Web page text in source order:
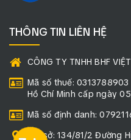
THÔNG TIN LIÊN HỆ
CÔNG TY TNHH BHF
Mã số thuế:
Hồ Chí Minh cấp ngày
Mã số định danh:
Trụ sở: 134/81/2 Đường